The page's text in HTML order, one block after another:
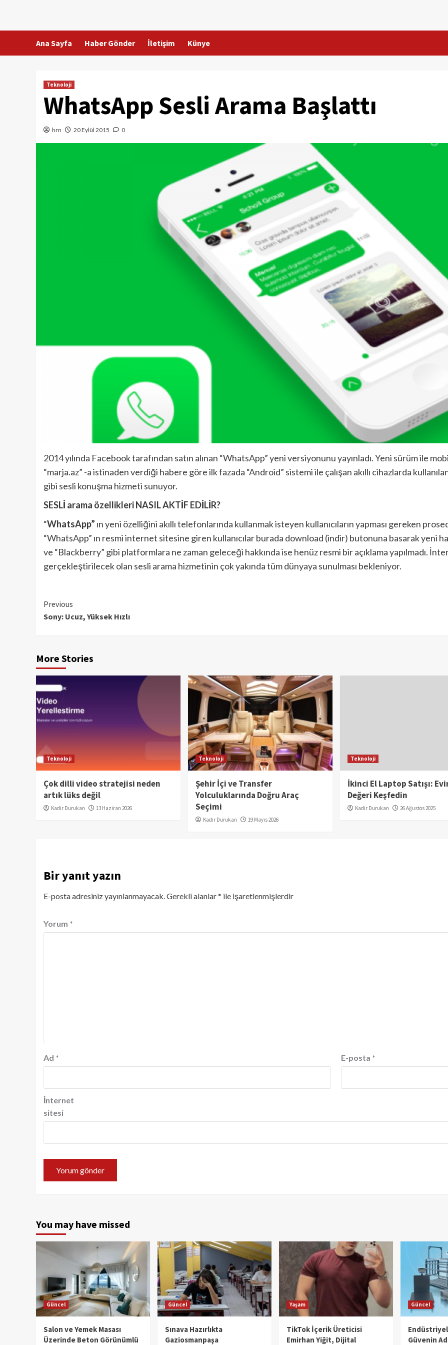
content
Ana Sayfa Haber Gönder İletişim Künye
Teknoloji
WhatsApp Sesli Arama Başlattı
hrn 20 Eylül 2015 0
2014 yılında Facebook tarafından satın alınan “WhatsApp” yeni versiyonunu yayınladı. Yeni sürüm ile
“marja.az” -a istinaden verdiği habere göre ilk fazada “Android” sistemi ile çalışan akıllı cihazlarda
gibi sesli konuşma hizmeti sunuyor.
SESLİ arama özellikleri NASIL AKTİF EDİLİR?
“WhatsApp” ın yeni özelliğini akıllı telefonlarında kullanmak isteyen kullanıcıların yapması gereken
“WhatsApp” ın resmi internet sitesine giren kullanıcılar burada download (indir) butonuna basarak yeni
ve “Blackberry” gibi platformlara ne zaman geleceği hakkında ise henüz resmi bir açıklama yapılmadı.
gerçekleştirilecek olan sesli arama hizmetinin çok yakında tüm dünyaya sunulması bekleniyor.
Continue
Reading
Previous
Sony: Ucuz, Yüksek Hızlı
More Stories
Teknoloji
Çok dilli video stratejisi neden
artık lüks değil
Kadir Durukan 13 Haziran 2026
Teknoloji
Şehir İçi ve Transfer
Yolculuklarında Doğru Araç
Seçimi
Kadir Durukan 19 Mayıs 2026
Teknoloji
İkinci El Laptop Satışı:
Değeri Keşfedin
Kadir Durukan 26 Ağustos 2025
Bir yanıt yazın
E-posta adresiniz yayınlanmayacak.Gerekli alanlar* ile işaretlenmişlerdir
Yorum *
Ad * E-posta *
İnternet
sitesi
You may have missed
Güncel
Salon ve Yemek Masası
Üzerinde Beton Görünümlü
Güncel
Sınava Hazırlıkta
Gaziosmanpaşa
Yaşam
TikTok İçerik Üreticisi
Emirhan Yiğit, Dijital
Güncel
Güvenin